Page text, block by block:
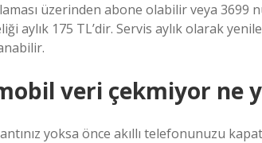
üzerinden abone olabilir veya 3699
aylık 175 TL’dir. Servis aylık olarak
veri çekmiyor ne
yoksa önce akıllı telefonunuzu